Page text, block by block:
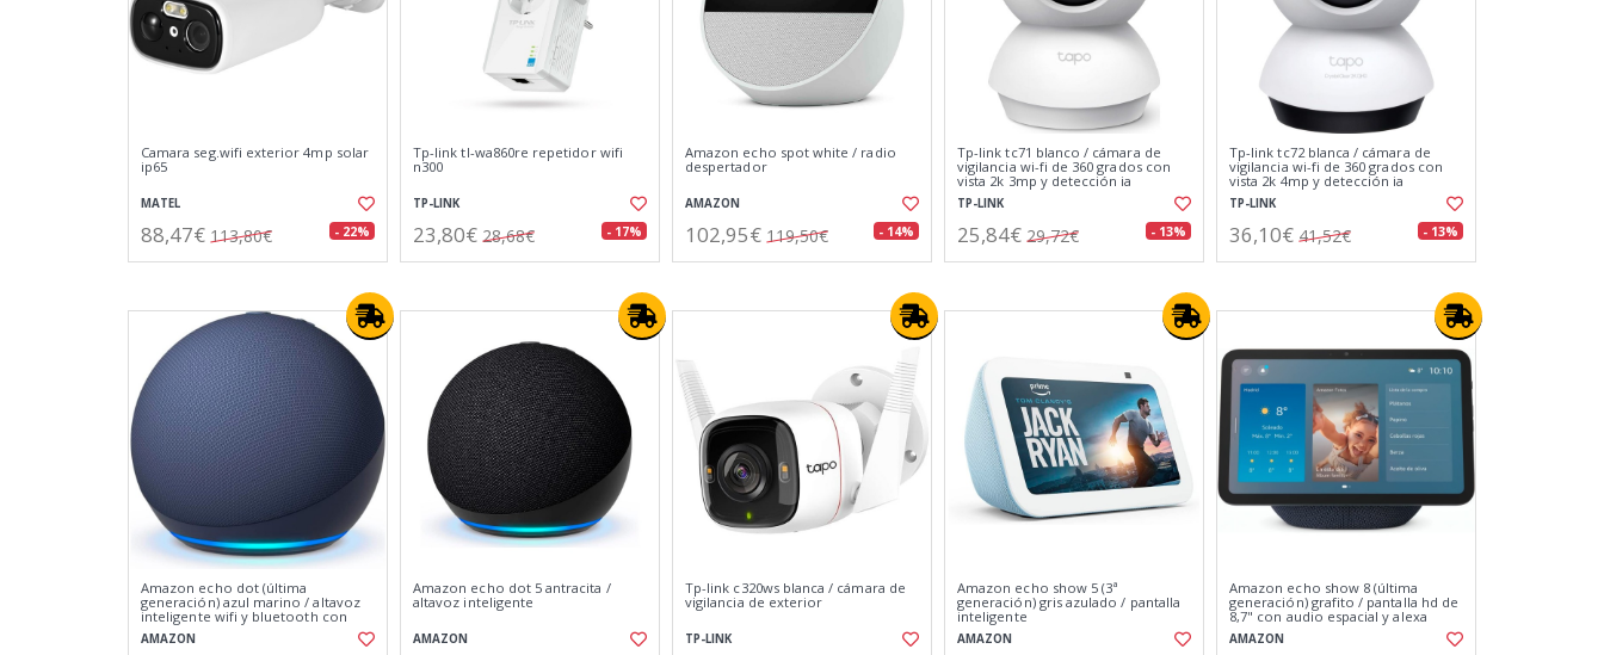
Camara seg.wifi exterior 4mp solar
ip65
MATEL
88,47€ 113,80€ - 22%
Tp-link tl-wa860re repetidor wifi
n300
TP-LINK
23,80€ 28,68€ - 17%
Amazon echo spot white / radio
despertador
AMAZON
102,95€ 119,50€ - 14%
Tp-link tc71 blanco / cámara de
vigilancia wi-fi de 360 grados con
vista 2k 3mp y detección ia
TP-LINK
25,84€ 29,72€ - 13%
Tp-link tc72 blanca / cámara de
vigilancia wi-fi de 360 grados con
vista 2k 4mp y detección ia
avanzada
TP-LINK
36,10€ 41,52€ - 13%
Amazon echo dot (última
generación) azul marino / altavoz
inteligente wifi y bluetooth con
alexa
AMAZON
Amazon echo dot 5 antracita /
altavoz inteligente
AMAZON
Tp-link c320ws blanca / cámara de
vigilancia de exterior
TP-LINK
Amazon echo show 5 (3ª
generación) gris azulado / pantalla
inteligente
AMAZON
Amazon echo show 8 (última
generación) grafito / pantalla hd de
8,7" con audio espacial y alexa
AMAZON